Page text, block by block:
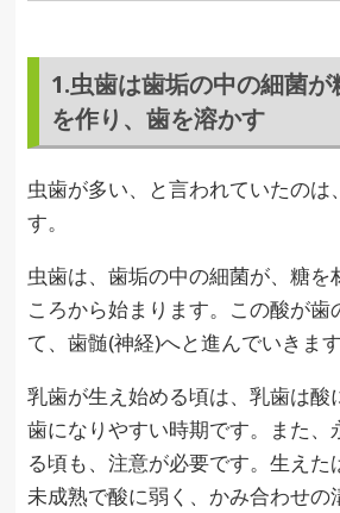
1.虫歯は歯垢の中の細菌
を作り、歯を溶かす
虫歯が多い、と言われていたのは
す。
虫歯は、歯垢の中の細菌が、糖を
ころから始まります。この酸が歯
て、歯髄(神経)へと進んでいきます
乳歯が生え始める頃は、乳歯は酸
歯になりやすい時期です。また、
る頃も、注意が必要です。生えた
未成熟で酸に弱く、かみ合わせの